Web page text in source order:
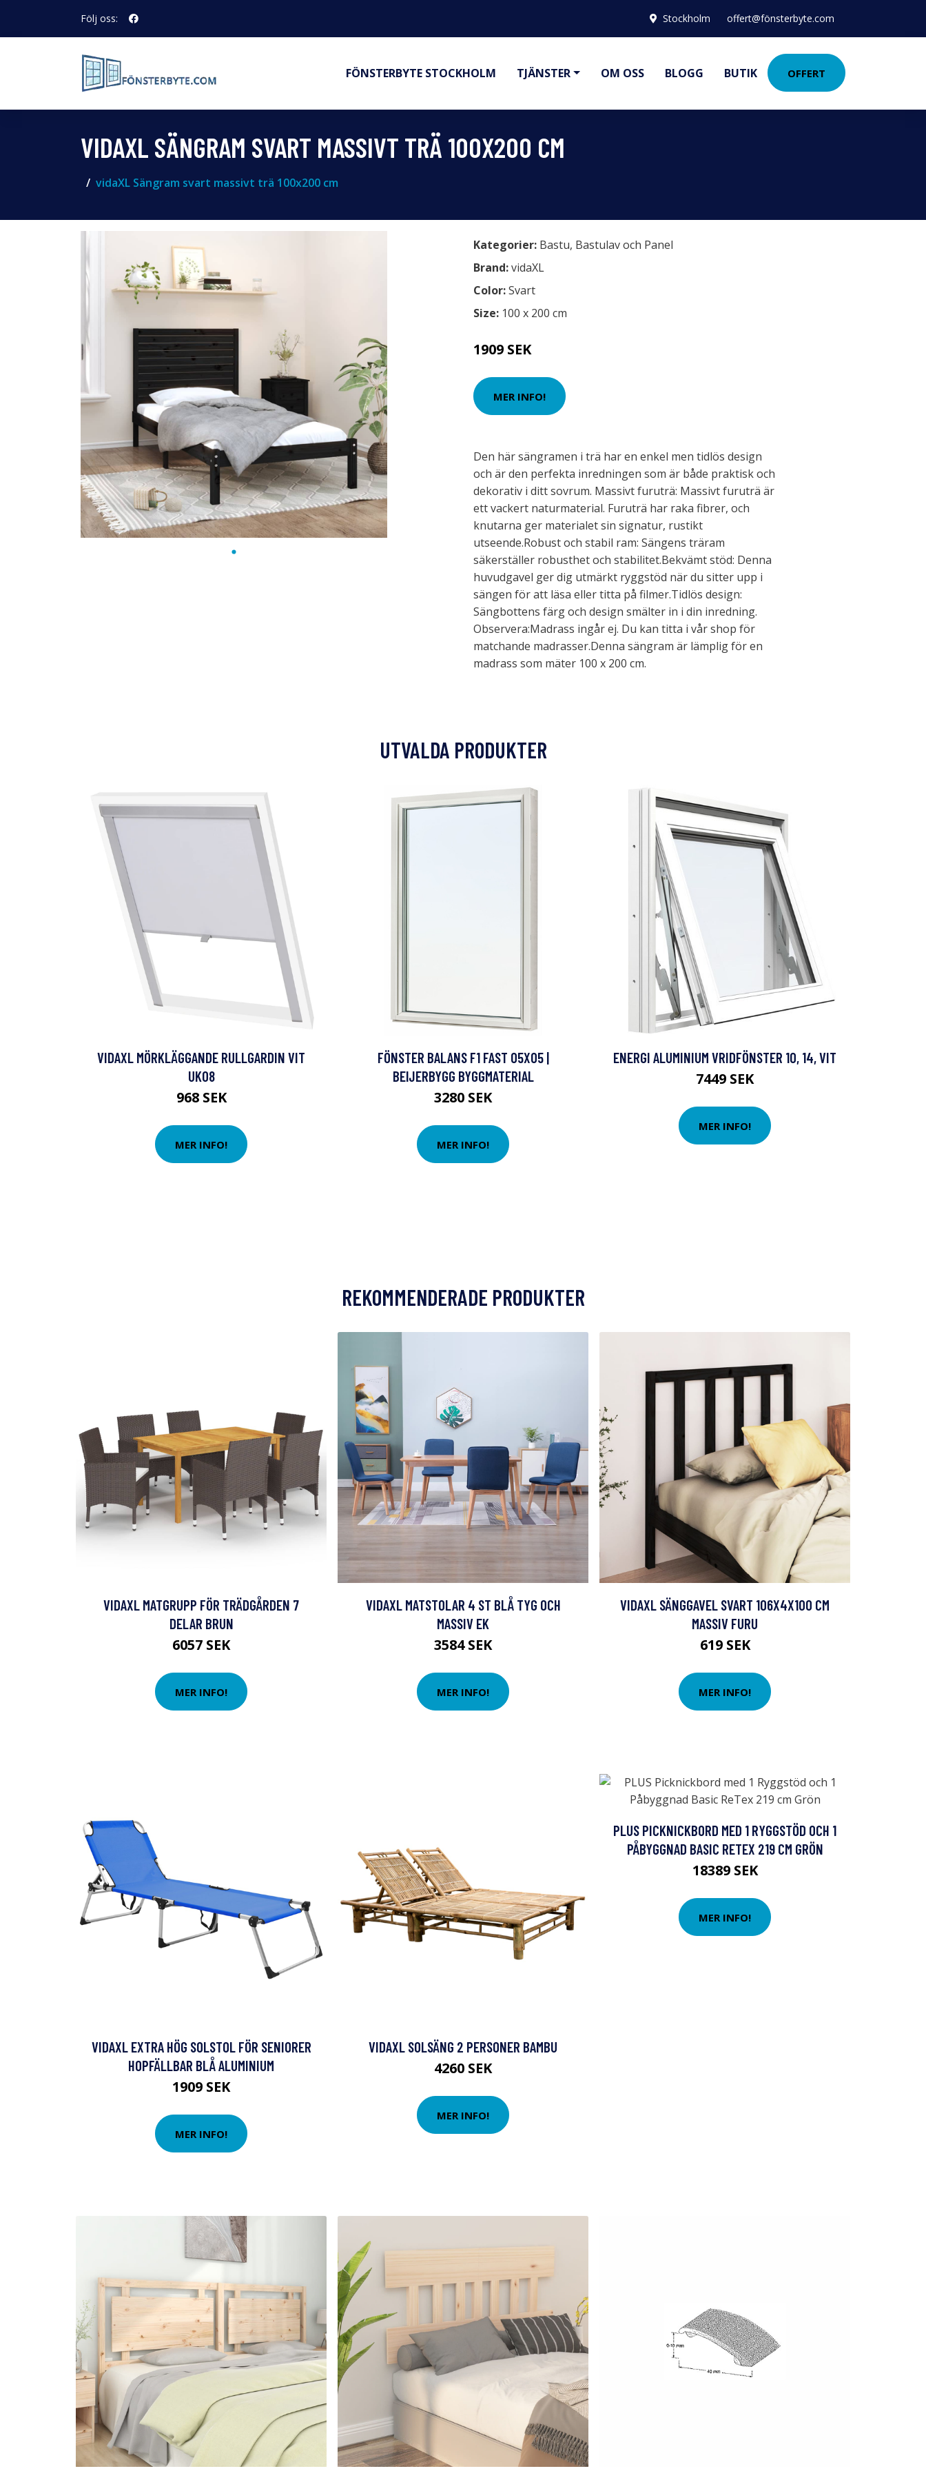
Följ oss: Stockholm offert@fönsterbyte.com
FÖNSTERBYTE STOCKHOLM TJÄNSTER OM OSS BLOGG BUTIK OFFERT
VIDAXL SÄNGRAM SVART MASSIVT TRÄ 100X200 CM
vidaXL Sängram svart massivt trä 100x200 cm
Kategorier: Bastu, Bastulav och Panel
Brand:vidaXL
Color:Svart
Size: 100 x 200 cm
1909 SEK
MER INFO!
Den här sängramen i trä har en enkel men tidlös design
och är den perfekta inredningen som är både praktisk och
dekorativ i ditt sovrum. Massivt furuträ: Massivt furuträ är
ett vackert naturmaterial. Furuträ har raka fibrer, och
knutarna ger materialet sin signatur, rustikt
utseende.Robust och stabil ram: Sängens träram
säkerställer robusthet och stabilitet.Bekvämt stöd: Denna
huvudgavel ger dig utmärkt ryggstöd när du sitter upp i
sängen för att läsa eller titta på filmer.Tidlös design:
Sängbottens färg och design smälter in i din inredning.
Observera:Madrass ingår ej. Du kan titta i vår shop för
matchande madrasser.Denna sängram är lämplig för en
madrass som mäter 100 x 200 cm.
UTVALDA PRODUKTER
VIDAXL MÖRKLÄGGANDE RULLGARDIN VIT
UK08
968 SEK
MER INFO!
FÖNSTER BALANS F1 FAST 05X05 |
BEIJERBYGG BYGGMATERIAL
3280 SEK
MER INFO!
ENERGI ALUMINIUM VRIDFÖNSTER 10, 14, VIT
7449 SEK
MER INFO!
REKOMMENDERADE PRODUKTER
VIDAXL MATGRUPP FÖR TRÄDGÅRDEN 7
DELAR BRUN
6057 SEK
MER INFO!
VIDAXL MATSTOLAR 4 ST BLÅ TYG OCH
MASSIV EK
3584 SEK
MER INFO!
VIDAXL SÄNGGAVEL SVART 106X4X100 CM
MASSIV FURU
619 SEK
MER INFO!
VIDAXL EXTRA HÖG SOLSTOL FÖR SENIORER
HOPFÄLLBAR BLÅ ALUMINIUM
1909 SEK
MER INFO!
VIDAXL SOLSÄNG 2 PERSONER BAMBU
4260 SEK
MER INFO!
PLUS PICKNICKBORD MED 1 RYGGSTÖD OCH 1
PÅBYGGNAD BASIC RETEX 219 CM GRÖN
18389 SEK
MER INFO!